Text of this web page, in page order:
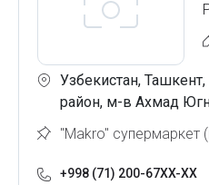
Узбекистан,
район, м-в Ахмад
"Makro" супермаркет
+998 (71) 200-67XX-XX